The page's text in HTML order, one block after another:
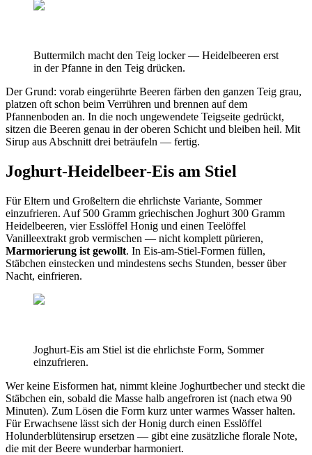
Buttermilch macht den Teig locker — Heidelbeeren erst
in der Pfanne in den Teig drücken.
Der Grund: vorab eingerührte Beeren färben den ganzen Teig grau,
platzen oft schon beim Verrühren und brennen auf dem
Pfannenboden an. In die noch ungewendete Teigseite gedrückt,
sitzen die Beeren genau in der oberen Schicht und bleiben heil. Mit
Sirup aus Abschnitt drei beträufeln — fertig.
Joghurt-Heidelbeer-Eis am Stiel
Für Eltern und Großeltern die ehrlichste Variante, Sommer
einzufrieren. Auf 500 Gramm griechischen Joghurt 300 Gramm
Heidelbeeren, vier Esslöffel Honig und einen Teelöffel
Vanilleextrakt grob vermischen — nicht komplett pürieren,
Marmorierung ist gewollt. In Eis-am-Stiel-Formen füllen,
Stäbchen einstecken und mindestens sechs Stunden, besser über
Nacht, einfrieren.
Joghurt-Eis am Stiel ist die ehrlichste Form, Sommer
einzufrieren.
Wer keine Eisformen hat, nimmt kleine Joghurtbecher und steckt die
Stäbchen ein, sobald die Masse halb angefroren ist (nach etwa 90
Minuten). Zum Lösen die Form kurz unter warmes Wasser halten.
Für Erwachsene lässt sich der Honig durch einen Esslöffel
Holunderblütensirup ersetzen — gibt eine zusätzliche florale Note,
die mit der Beere wunderbar harmoniert.